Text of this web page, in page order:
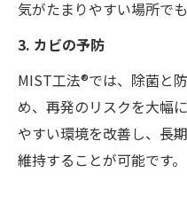
気がたまりやすい場所で
3. カビの予防
MIST工法®では、除菌と
め、再発のリスクを大幅
やすい環境を改善し、長
維持することが可能です。